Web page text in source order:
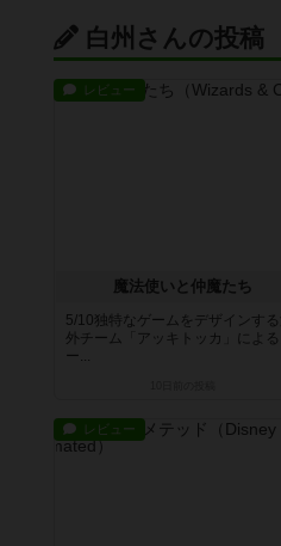
白州さんの投稿
レビュー
魔法使いと仲魔たち
5/10独特なゲームをデザインする
外チーム「アッキトッカ」による
ー...
レビュー